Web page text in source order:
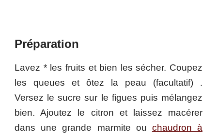
Préparation
Lavez * les fruits et bien les sécher. Coupez
les queues et ôtez la peau (facultatif) .
Versez le sucre sur le figues puis mélangez
bien. Ajoutez le citron et laissez macérer
dans une grande marmite ou chaudron à